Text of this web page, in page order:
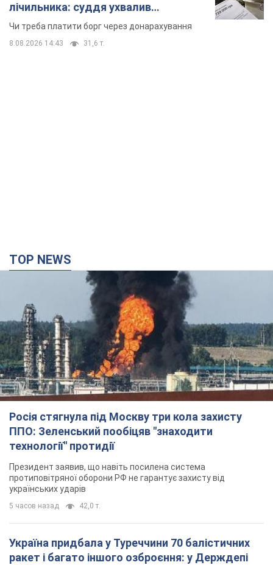
лічильника: суддя ухвалив
неочікуване рішення
Чи треба платити борг через донарахування
8.08.2026 14:43 31,6 т.
TOP NEWS
Росія стягнула під Москву три кола захисту
ППО: Зеленський пообіцяв "знаходити
технології" протидії
Президент заявив, що навіть посилена система
протиповітряної оборони РФ не гарантує захисту від
українських ударів
5 часов назад 42,0 т.
Україна придбала у Туреччини 70 балістичних
ракет і багато іншого озброєння: у Держдепі